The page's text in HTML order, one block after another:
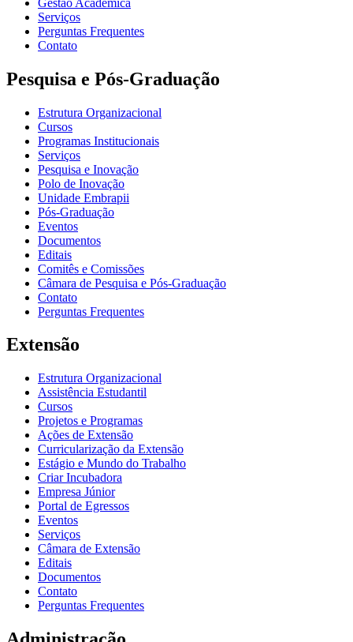
Serviços
Perguntas Frequentes
Contato
Pesquisa e Pós-Graduação
Estrutura Organizacional
Cursos
Programas Institucionais
Serviços
Pesquisa e Inovação
Polo de Inovação
Unidade Embrapii
Pós-Graduação
Eventos
Documentos
Editais
Comitês e Comissões
Câmara de Pesquisa e Pós-Graduação
Contato
Perguntas Frequentes
Extensão
Estrutura Organizacional
Assistência Estudantil
Cursos
Projetos e Programas
Ações de Extensão
Curricularização da Extensão
Estágio e Mundo do Trabalho
Criar Incubadora
Empresa Júnior
Portal de Egressos
Eventos
Serviços
Câmara de Extensão
Editais
Documentos
Contato
Perguntas Frequentes